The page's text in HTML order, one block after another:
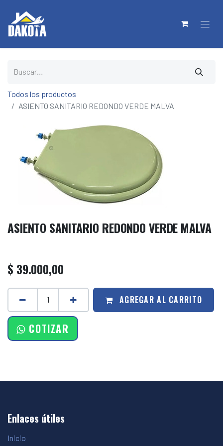
Todos los productos
ASIENTO SANITARIO REDONDO VERDE MALVA
ASIENTO SANITARIO REDONDO VERDE MALVA
$ 39.000,00
AGREGAR AL CARRITO
COTIZAR
Enlaces útiles
Inicio